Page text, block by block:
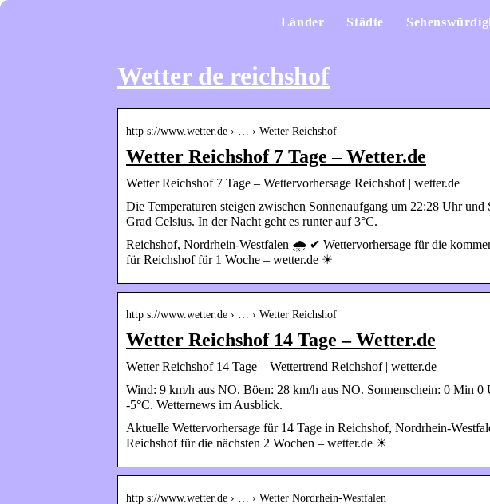
Länder Städte
Wetter de reichshof
http s://www.wetter.de › … › Wetter Reichshof
Wetter Reichshof 7 Tage – Wetter.de
Wetter Reichshof 7 Tage – Wettervorhersage Reichshof | wetter.de
Die Temperaturen steigen zwischen Sonnenaufgang um 22:28 Uhr
Grad Celsius. In der Nacht geht es runter auf 3°C.
Reichshof, Nordrhein-Westfalen 🌧️ ✔ Wettervorhersage für die
für Reichshof für 1 Woche – wetter.de ☀
http s://www.wetter.de › … › Wetter Reichshof
Wetter Reichshof 14 Tage – Wetter.de
Wetter Reichshof 14 Tage – Wettertrend Reichshof | wetter.de
Wind: 9 km/h aus NO. Böen: 28 km/h aus NO. Sonnenschein: 0 Min
-5°C. Wetternews im Ausblick.
Aktuelle Wettervorhersage für 14 Tage in Reichshof, Nordrhein-
Reichshof für die nächsten 2 Wochen – wetter.de ☀
http s://www.wetter.de › … › Wetter Nordrhein-Westfalen